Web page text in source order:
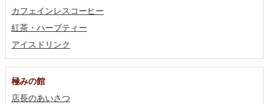
カフェインレスコーヒー
紅茶・ハーブティー
アイスドリンク
極みの館
店長のあいさつ